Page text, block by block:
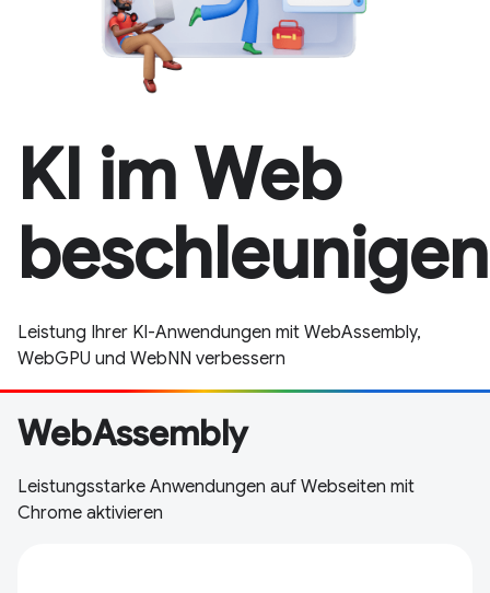
KI im Web
beschleunigen
Leistung Ihrer KI-Anwendungen mit WebAssembly,
WebGPU und WebNN verbessern
WebAssembly
Leistungsstarke Anwendungen auf Webseiten mit
Chrome aktivieren